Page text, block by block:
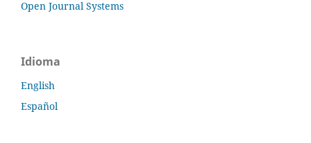
Open Journal Systems
Idioma
English
Español